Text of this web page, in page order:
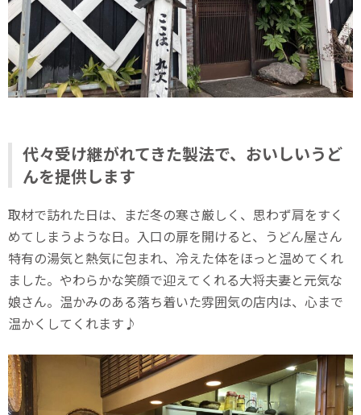
代々受け継がれてきた製法で、おいしいうど
んを提供します
取材で訪れた日は、まだ冬の寒さ厳しく、思わず肩をすく
めてしまうような日。入口の扉を開けると、うどん屋さん
特有の湯気と熱気に包まれ、冷えた体をほっと温めてくれ
ました。やわらかな笑顔で迎えてくれる大将夫妻と元気な
娘さん。温かみのある落ち着いた雰囲気の店内は、心まで
温かくしてくれます♪